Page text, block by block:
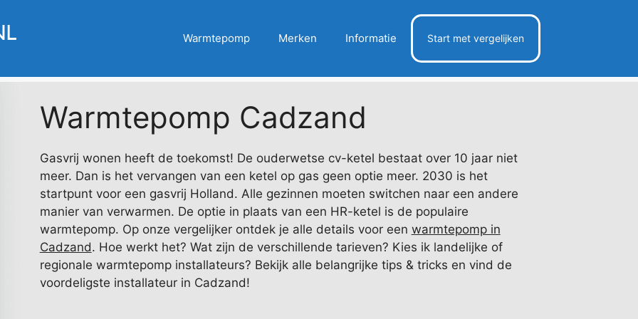
Warmtepomp Merken Informatie Start met vergelijken
Warmtepomp Cadzand
Gasvrij wonen heeft de toekomst! De ouderwetse cv-ketel bestaat over 10 jaar niet
meer. Dan is het vervangen van een ketel op gas geen optie meer. 2030 is het
startpunt voor een gasvrij Holland. Alle gezinnen moeten switchen naar een andere
manier van verwarmen. De optie in plaats van een HR-ketel is de populaire
warmtepomp. Op onze vergelijker ontdek je alle details voor een warmtepomp in
Cadzand. Hoe werkt het? Wat zijn de verschillende tarieven? Kies ik landelijke of
regionale warmtepomp installateurs? Bekijk alle belangrijke tips & tricks en vind de
voordeligste installateur in Cadzand!